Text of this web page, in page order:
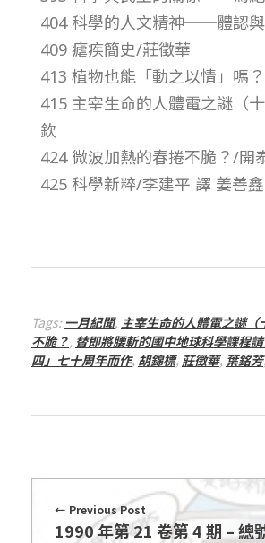
1
卷
第
5
–
總
號
第
2
404 科學的人文精神──體認
409 瘧疾簡史/莊徵華
413 植物也能「動之以情」嗎
415 主宰生命的人體電之謎（
欽
424 微波加熱的春捲不脆？/開
425 科學新粹/李建平 譯 姜善
Tags:一月紀聞, 主宰生命的人體電之謎
不脆？, 替即將腰斬的國中地球科學課程
四」七十周年而作, 胡錦標, 莊徵華, 葉銘芳,
Previous Post
1990 年第 21 卷第 4 期 – 總